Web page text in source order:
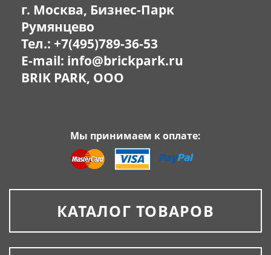
г. Москва, Бизнес-Парк
Румянцево
Тел.: +7(495)789-36-53
E-mail: info@brickpark.ru
BRIK PARK, OOO
Мы принимаем к оплате:
КАТАЛОГ ТОВАРОВ